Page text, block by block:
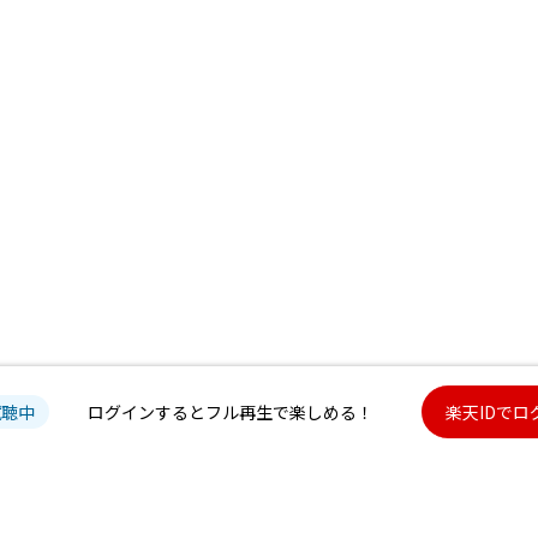
中 ログインするとフル再生で楽しめる！ 楽天IDでロ